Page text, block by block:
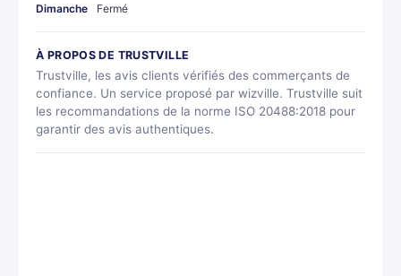
Dimanche
Fermé
À PROPOS DE TRUSTVILLE
Trustville, les avis clients vérifiés des commerçants de
confiance. Un service proposé par wizville. Trustville suit
les recommandations de la norme ISO 20488:2018 pour
garantir des avis authentiques.